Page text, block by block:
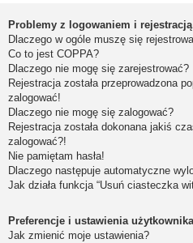
Problemy z logowaniem i rejestracją
Dlaczego w ogóle muszę się
Co to jest COPPA?
Dlaczego nie mogę się zarejestrować?
Rejestracja została przeprowadzona
zalogować!
Dlaczego nie mogę się zalogować?
Rejestracja została dokonana jakiś
zalogować?!
Nie pamiętam hasła!
Dlaczego następuje automatyczne
Jak działa funkcja “Usuń ciasteczka
Preferencje i ustawienia użytkownika
Jak zmienić moje ustawienia?